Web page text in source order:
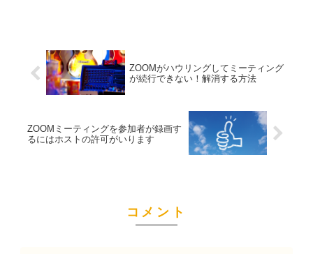
ZOOMがハウリングしてミーティング
が続行できない！解消する方法
ZOOMミーティングを参加者が録画す
るにはホストの許可がいります
コメント